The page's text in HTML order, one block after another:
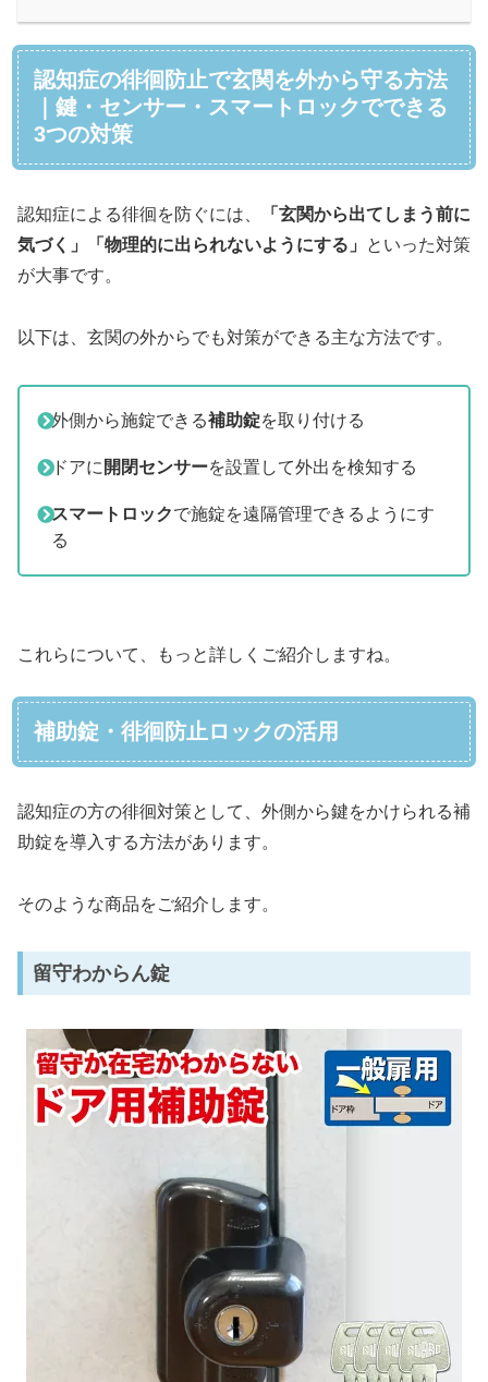
認知症の徘徊防止で玄関を外から守る方法
｜鍵・センサー・スマートロックでできる
3つの対策
認知症による徘徊を防ぐには、
「玄関から出てしまう前に
気づく」「物理的に出られないようにする」
といった対策
が大事です。
以下は、玄関の外からでも対策ができる主な方法です。
外側から施錠できる補助錠を取り付ける
ドアに 開閉センサーを設置して外出を検知する
スマートロックで施錠を遠隔管理できるようにす
る
これらについて、もっと詳しくご紹介しますね。
補助錠・徘徊防止ロックの活用
認知症の方の徘徊対策として、外側から鍵をかけられる補
助錠を導入する方法があります。
そのような商品をご紹介します。
留守わからん錠